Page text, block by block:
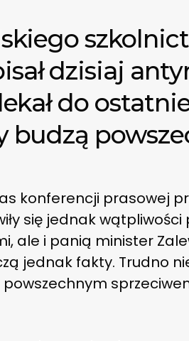
dzisiaj
do
budzą
konferencji prasowej
się jednak
ale i panią minister
jednak fakty. Trudno